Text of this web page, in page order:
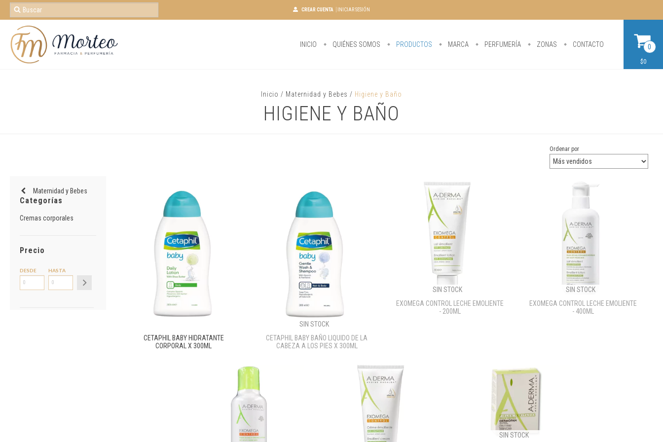
CREAR CUENTA INICIAR SESIÓN
INICIO QUIÉNES SOMOS PRODUCTOS MARCA PERFUMERÍA ZONAS CONTACTO 0
$0
Inicio / Maternidad y Bebes / Higiene y Baño
HIGIENE Y BAÑO
Ordenar por
Maternidad y Bebes
Categorías
Cremas corporales
Precio
DESDE HASTA
CETAPHIL BABY HIDRATANTE
CORPORAL X 300ML
SIN STOCK
CETAPHIL BABY BAÑO LIQUIDO DE LA
CABEZA A LOS PIES X 300ML
SIN STOCK
EXOMEGA CONTROL LECHE EMOLIENTE
- 200ML
SIN STOCK
EXOMEGA CONTROL LECHE EMOLIENTE
- 400ML
SIN STOCK